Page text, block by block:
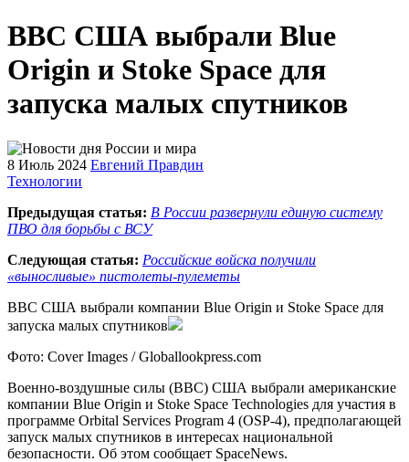
ВВС США выбрали Blue
Origin и Stoke Space для
запуска малых спутников
8 Июль 2024 Евгений Правдин
Технологии
Предыдущая статья: В России развернули единую систему
ПВО для борьбы с ВСУ
Следующая статья: Российские войска получили
«выносливые» пистолеты-пулеметы
ВВС США выбрали компании Blue Origin и Stoke Space для
запуска малых спутников
Фото: Cover Images / Globallookpress.com
Военно-воздушные силы (ВВС) США выбрали американские
компании Blue Origin и Stoke Space Technologies для участия в
программе Orbital Services Program 4 (OSP-4), предполагающей
запуск малых спутников в интересах национальной
безопасности. Об этом сообщает SpaceNews.